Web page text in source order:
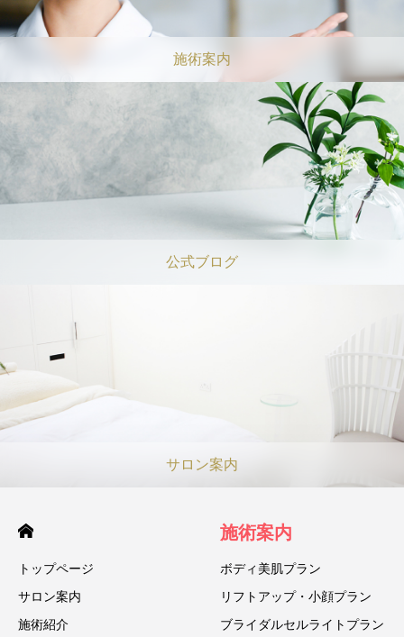
施術案内
公式ブログ
サロン案内
トップページ
サロン案内
施術紹介
施術案内
ボディ美肌プラン
リフトアップ・小顔プラン
ブライダルセルライトプラン